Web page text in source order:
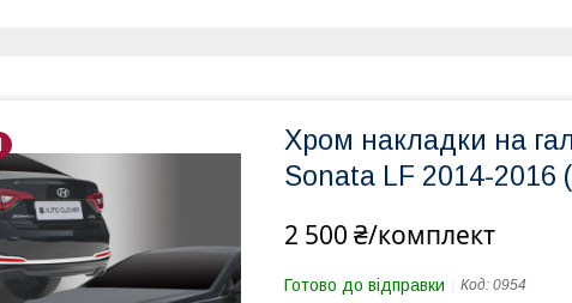
Хром накладки на
Sonata LF 2014-2016
2 500 ₴/комплект
Готово до відправки Код: 0954